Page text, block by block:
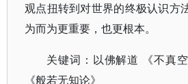
观点扭转到对世界的终极认识方
为而为更重要，也更根本。
关键词：以佛解道 《不真
《般若无知论》